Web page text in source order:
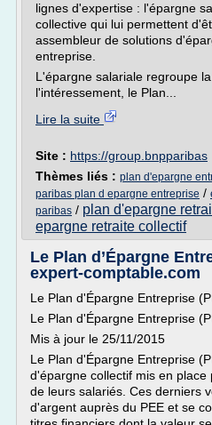
lignes d'expertise : l'épargne
collective qui lui permettent
assembleur de solutions
entreprise.
L'épargne salariale regroupe la
l'intéressement, le Plan...
Lire la suite
Site : https://group.bnpparibas
Thèmes liés : plan d'epargne
paribas plan d epargne entreprise /
paribas / plan d'epargne
epargne retraite collectif
Le Plan d’Épargne
expert-comptable.com
Le Plan d'Épargne Entreprise
Le Plan d'Épargne Entreprise
Mis à jour le 25/11/2015
Le Plan d'Épargne Entreprise
d'épargne collectif mis en
de leurs salariés. Ces derniers
d'argent auprès du PEE et se